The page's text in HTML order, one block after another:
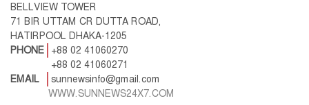
BELLVIEW TOWER
71 BIR UTTAM CR DUTTA ROAD,
HATIRPOOL DHAKA-1205
PHONE
+88 02 41060270
+88 02 41060271
EMAIL
sunnewsinfo@gmail.com
WWW.SUNNEWS24X7.COM